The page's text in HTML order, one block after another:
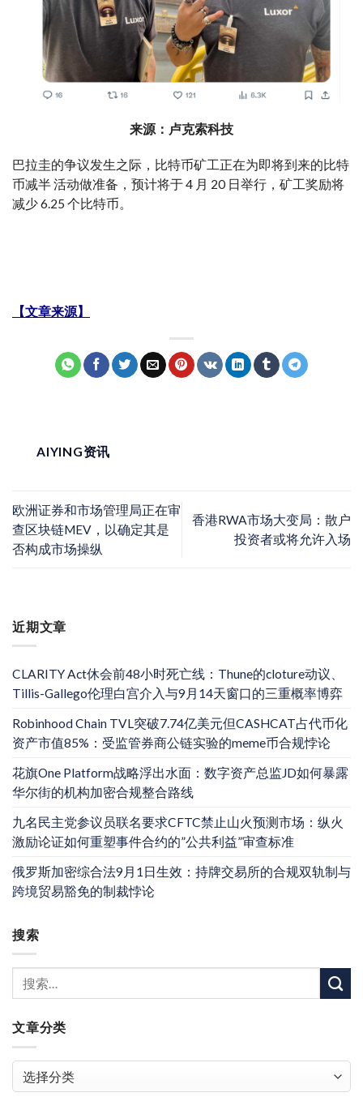
近期文章
CLARITY Act休会前48小时死亡线：Thune的cloture动议、
Tillis-Gallego伦理白宫介入与9月14天窗口的三重概率博弈
Robinhood Chain TVL突破7.74亿美元但CASHCAT占代币化
资产市值85%：受监管券商公链实验的meme币合规悖论
花旗One Platform战略浮出水面：数字资产总监JD如何暴露
华尔街的机构加密合规整合路线
九名民主党参议员联名要求CFTC禁止山火预测市场：纵火
激励论证如何重塑事件合约的”公共利益”审查标准
俄罗斯加密综合法9月1日生效：持牌交易所的合规双轨制与
跨境贸易豁免的制裁悖论
搜索
文章分类
来源：卢克索科技
巴拉圭的争议发生之际，比特币矿工正在为即将到来的比特
币减半 活动做准备，预计将于 4 月 20 日举行，矿工奖励将
减少 6.25 个比特币。
【文章来源】
AIYING资讯
欧洲证券和市场管理局正在审
查区块链MEV，以确定其是
否构成市场操纵
香港RWA市场大变局：散户
投资者或将允许入场